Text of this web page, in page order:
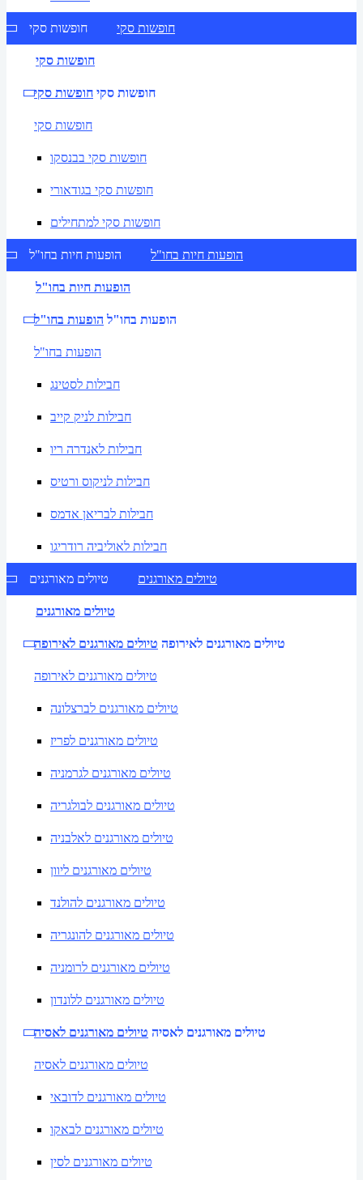
חופשות סקי חופשות סקי
חופשות סקי
חופשות סקי חופשות סקי
חופשות סקי
חופשות סקי בבנסקו
חופשות סקי בגודאורי
חופשות סקי למתחילים
הופעות חיות בחו"ל הופעות חיות בחו"ל
הופעות חיות בחו"ל
הופעות בחו"ל הופעות בחו"ל
הופעות בחו"ל
חבילות לסטינג
חבילות לניק קייב
חבילות לאנדרה ריו
חבילות לניקוס ורטיס
חבילות לבריאן אדמס
חבילות לאוליביה רודריגו
טיולים מאורגנים טיולים מאורגנים
טיולים מאורגנים
טיולים מאורגנים לאירופה טיולים מאורגנים לאירופה
טיולים מאורגנים לאירופה
טיולים מאורגנים לברצלונה
טיולים מאורגנים לפריז
טיולים מאורגנים לגרמניה
טיולים מאורגנים לבולגריה
טיולים מאורגנים לאלבניה
טיולים מאורגנים ליוון
טיולים מאורגנים להולנד
טיולים מאורגנים להונגריה
טיולים מאורגנים לרומניה
טיולים מאורגנים ללונדון
טיולים מאורגנים לאסיה טיולים מאורגנים לאסיה
טיולים מאורגנים לאסיה
טיולים מאורגנים לדובאי
טיולים מאורגנים לבאקו
טיולים מאורגנים לסין